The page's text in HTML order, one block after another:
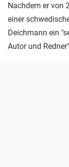
Nachdem er von
einer
Deichmann ein
Autor und